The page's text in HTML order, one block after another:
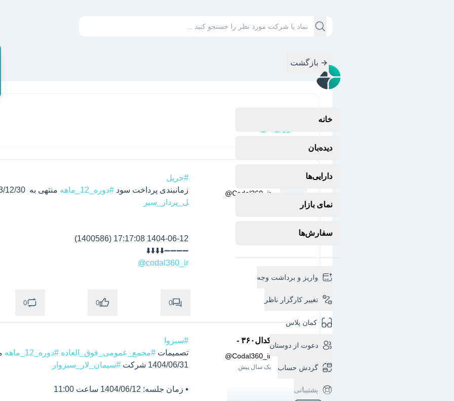
خانه
دیده‌بان
دارایی‌ها
نمای بازار
سفارش‌ها
واریز و برداشت وجه
تغییر کارگزار ناظر
کمان پلاس
دعوت از دوستان
متوجه شدم
گردش حساب
پشتیبانی
بازگشت
@Codal360_ir
#حریل
زمانبندی پرداخت سود #دوره_12_ماهه
منتهی به  1403/12/30 شرکت
ل_پرداز_سیر
➖➖➖➖⬇️⬇️⬇️⬇️
@codal360_ir
0
0
0
کدال۳۶۰ -
@Codal360_ir
یک سال پیش
#سبزوا
تصمیمات #مجمع_عمومی_فوق_العاده #دوره_12_ماهه
1404/06/31 شرکت
#سیمان_لار_سبزوار